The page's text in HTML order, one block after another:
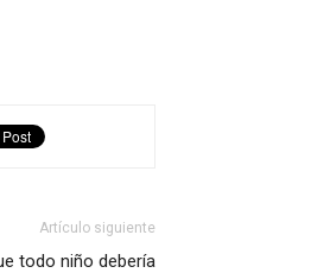
Artículo siguiente
todo niño debería